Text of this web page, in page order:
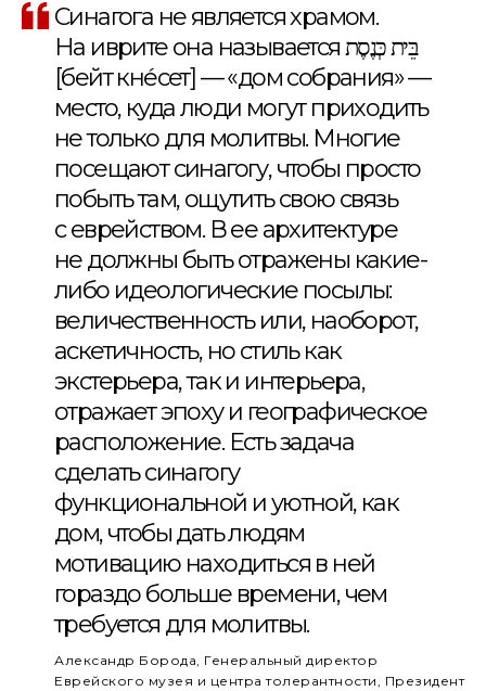
Синагога не является храмом.
На иврите она называется בֵּית כְּנֶסֶת
[бейт кне́сет] — «дом собрания» —
место, куда люди могут приходить
не только для молитвы. Многие
посещают синагогу, чтобы просто
побыть там, ощутить свою связь
с еврейством. В ее архитектуре
не должны быть отражены какие-
либо идеологические посылы:
величественность или, наоборот,
аскетичность, но стиль как
экстерьера, так и интерьера,
отражает эпоху и географическое
расположение. Есть задача
сделать синагогу
функциональной и уютной, как
дом, чтобы дать людям
мотивацию находиться в ней
гораздо больше времени, чем
требуется для молитвы.
Александр Борода, Генеральный директор
Еврейского музея и центра толерантности, Президент